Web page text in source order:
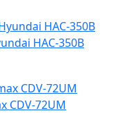
HAC-350B
CDV-72UM